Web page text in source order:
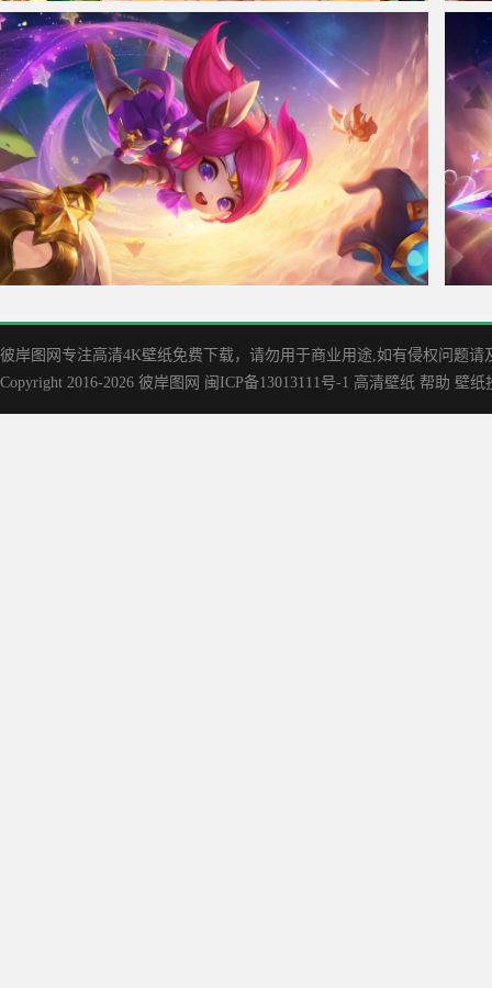
【米莱狄-青瓷雀吟】王者荣耀4k高清无水印壁纸
彼岸图网专注高清4K壁纸免费下载，请勿用于商业用途,如有侵权问题
Copyright 2016-2026 彼岸图网 闽ICP备13013111号-1 高清壁纸 帮助 壁纸